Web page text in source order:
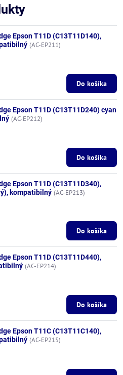
Epson T11D (C13T11D140),
(AC-EP211)
Do košíka
Epson T11D (C13T11D240) cyan
(AC-EP212)
Do košíka
Epson T11D (C13T11D340),
kompatibilný (AC-EP213)
Do košíka
Epson T11D (C13T11D440),
(AC-EP214)
Do košíka
Epson T11C (C13T11C140),
(AC-EP215)